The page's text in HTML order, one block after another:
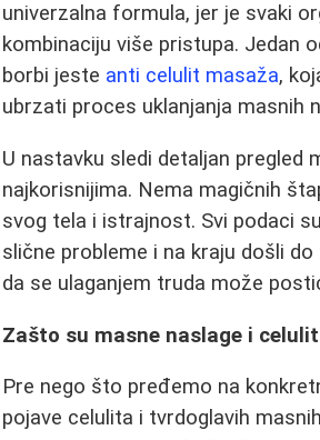
univerzalna formula, jer je svaki
kombinaciju više pristupa. Jedan
borbi jeste anti celulit masaža,
ubrzati proces uklanjanja masnih
U nastavku sledi detaljan pregled
najkorisnijima. Nema magičnih
svog tela i istrajnost. Svi podaci
slične probleme i na kraju došli
da se ulaganjem truda može
Zašto su masne naslage i
Pre nego što pređemo na
pojave celulita i tvrdoglavih